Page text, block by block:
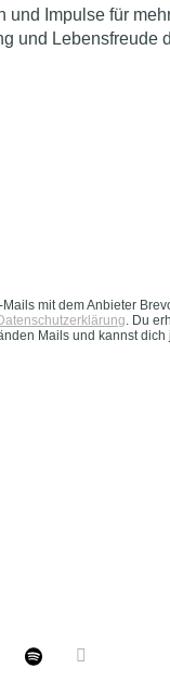
und Impulse für
und Lebensfreude
mit dem Anbieter
. Du
Mails und kannst dich